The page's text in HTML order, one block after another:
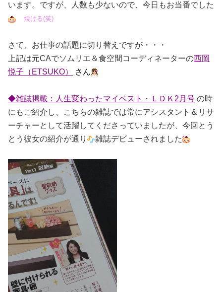
います。ですが、人数も少ないので、今日もお当番でした
焼ける(笑)
さて、お仕事の話題に切り替えですが・・・
上記は元CAでソムリエ＆食空間コーディネーターの西岡
悦子（ETSUKO）
さん
◆雑誌掲載：人生変わったマイベスト・ＬＤＫ2月号 の時
にもご紹介し、こちらの雑誌では常にアシスタント＆リサ
ーチャーとして活躍してくださっていましたが、今回とう
とう彼女の紹介が通り
雑誌デビューされました